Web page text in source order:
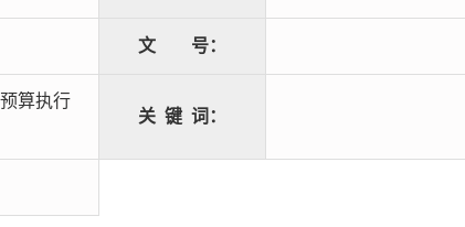
文 号：
算执行
关 键 词：